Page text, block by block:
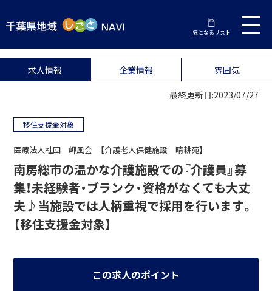
気になるリスト
求人情報 企業情報 雰囲気
最終更新日:2023/07/27
移住支援金対象
医療法人社団 岬風会 【介護老人保健施設 晴耕苑】
南房総市の温かな介護施設での『介護員』募
集！未経験者・ブランク・資格がなくても大丈
夫♪当施設では人柄重視で採用を行います。
【移住支援金対象】
この求人のポイント